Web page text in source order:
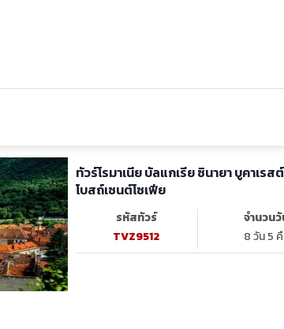
ทัวร์โรมาเนีย บัลแกเรีย ซินายา บูคาเรส
โบสถ์เซนต์โซเฟีย
รหัสทัวร์
TVZ9512
จำนวน
8 วัน 5